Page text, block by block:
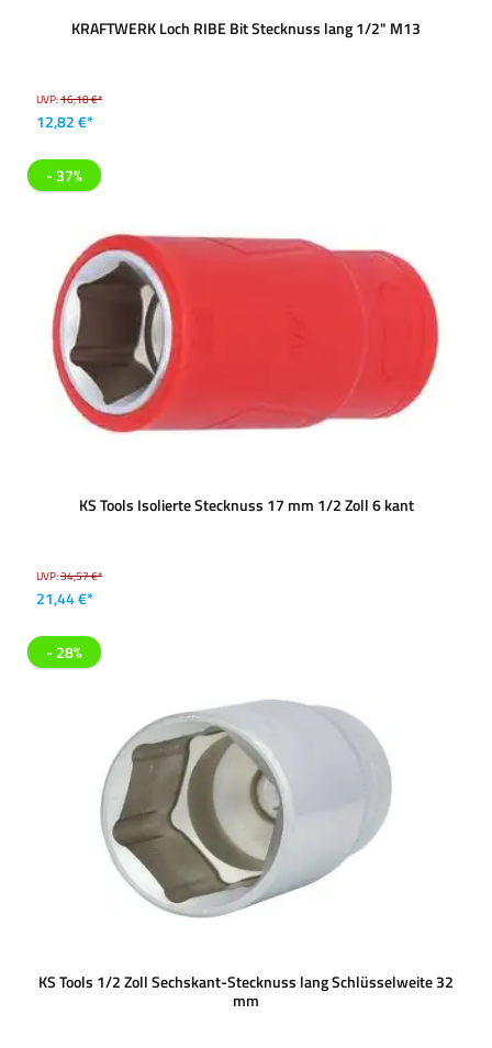
KRAFTWERK Loch RIBE Bit Stecknuss lang 1/2" M13
UVP:16,18 €*
12,82 €*
- 37%
KS Tools Isolierte Stecknuss 17 mm 1/2 Zoll 6 kant
UVP:34,57 €*
21,44 €*
- 28%
KS Tools 1/2 Zoll Sechskant-Stecknuss lang Schlüsselweite 32
mm